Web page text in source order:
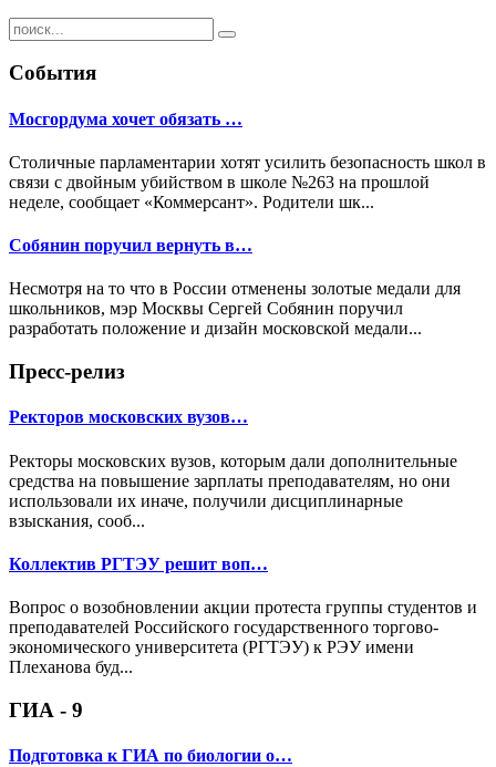
События
Мосгордума хочет обязать …
Столичные парламентарии хотят усилить безопасность школ в
связи с двойным убийством в школе №263 на прошлой
неделе, сообщает «Коммерсант». Родители шк...
Собянин поручил вернуть в…
Несмотря на то что в России отменены золотые медали для
школьников, мэр Москвы Сергей Собянин поручил
разработать положение и дизайн московской медали...
Пресс-релиз
Ректоров московских вузов…
Ректоры московских вузов, которым дали дополнительные
средства на повышение зарплаты преподавателям, но они
использовали их иначе, получили дисциплинарные
взыскания, сооб...
Коллектив РГТЭУ решит воп…
Вопрос о возобновлении акции протеста группы студентов и
преподавателей Российского государственного торгово-
экономического университета (РГТЭУ) к РЭУ имени
Плеханова буд...
ГИА - 9
Подготовка к ГИА по биологии о…